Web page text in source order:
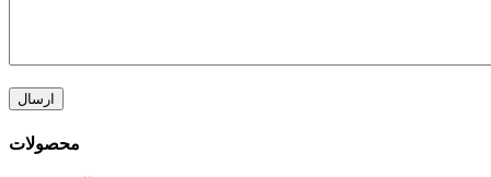
محصولات